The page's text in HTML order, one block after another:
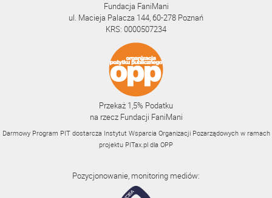
Fundacja FaniMani
ul. Macieja Palacza 144, 60-278 Poznań
KRS: 0000507234
Przekaż 1,5% Podatku
na rzecz Fundacji FaniMani
Darmowy Program PIT dostarcza Instytut Wsparcia Organizacji Pozarządowych w ramach
projektu PITax.pl dla OPP
Pozycjonowanie, monitoring mediów: